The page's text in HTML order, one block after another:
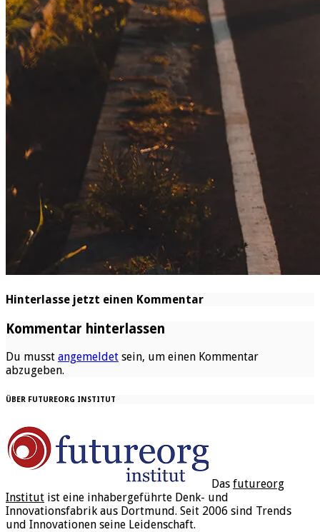
Hinterlasse jetzt einen Kommentar
Kommentar hinterlassen
Du musst angemeldet sein, um einen Kommentar
abzugeben.
ÜBER FUTUREORG INSTITUT
Das futureorg
Institut ist eine inhabergeführte Denk- und
Innovationsfabrik aus Dortmund. Seit 2006 sind Trends
und Innovationen seine Leidenschaft.